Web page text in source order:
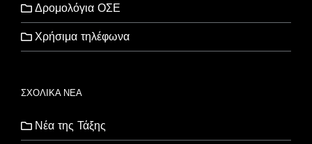
Δρομολόγια ΟΣΕ
Χρήσιμα τηλέφωνα
ΣΧΟΛΙΚΑ ΝΕΑ
Νέα της Τάξης